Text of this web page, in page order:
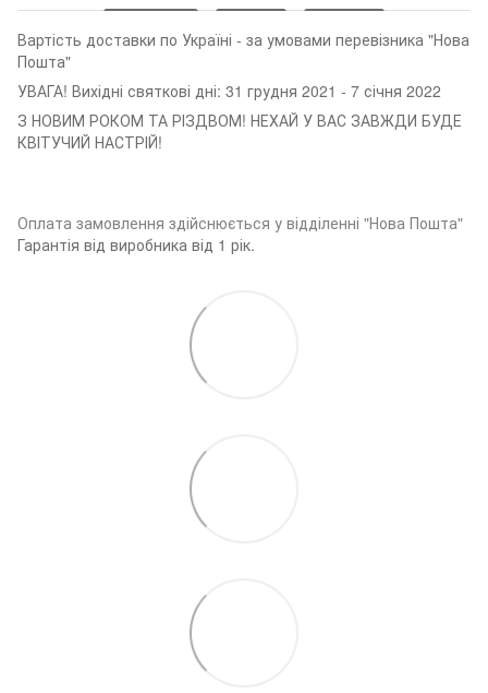
Вартість доставки по Україні - за умовами перевізника "Нова
Пошта"
УВАГА! Вихідні святкові дні: 31 грудня 2021 - 7 січня 2022
З НОВИМ РОКОМ ТА РІЗДВОМ! НЕХАЙ У ВАС ЗАВЖДИ БУДЕ
КВІТУЧИЙ НАСТРІЙ!
Оплата замовлення здійснюється у відділенні "Нова Пошта"
Гарантія від виробника від 1 рік.